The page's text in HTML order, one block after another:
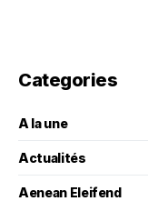
Categories
A la une
Actualités
Aenean Eleifend